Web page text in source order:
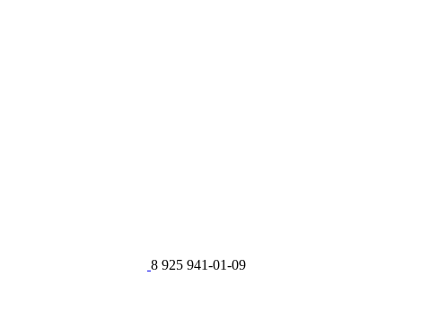
8 925 941-01-09